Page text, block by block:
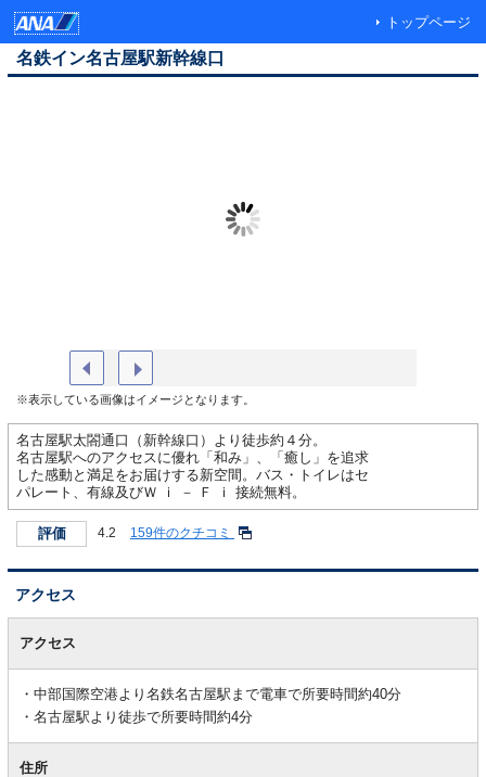
トップページ
名鉄イン名古屋駅新幹線口
※表示している画像はイメージとなります。
名古屋駅太閤通口（新幹線口）より徒歩約４分。
名古屋駅へのアクセスに優れ「和み」、「癒し」を追求
した感動と満足をお届けする新空間。バス・トイレはセ
パレート、有線及びＷ ｉ － Ｆ ｉ 接続無料。
評価 4.2 159件のクチコミ
アクセス
アクセス
中部国際空港より名鉄名古屋駅まで電車で所要時間約40分
名古屋駅より徒歩で所要時間約4分
住所